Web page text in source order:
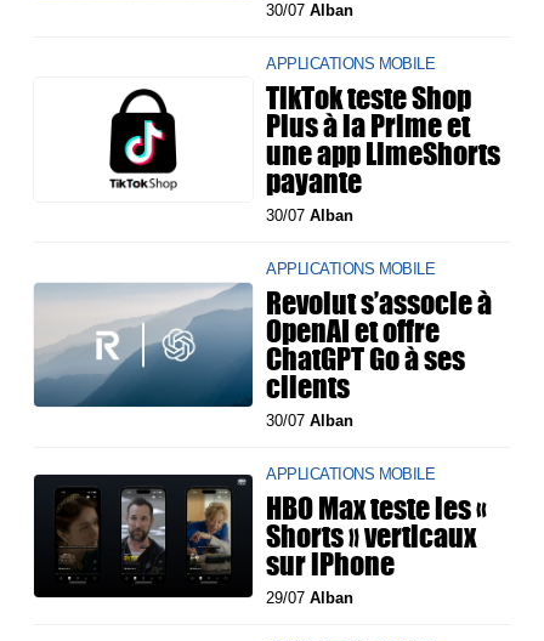
30/07Alban
APPLICATIONS MOBILE
TikTok teste Shop
Plus à la Prime et
une app LimeShorts
payante
30/07Alban
APPLICATIONS MOBILE
Revolut s’associe à
OpenAI et offre
ChatGPT Go à ses
clients
30/07Alban
APPLICATIONS MOBILE
HBO Max teste les «
Shorts » verticaux
sur iPhone
29/07Alban